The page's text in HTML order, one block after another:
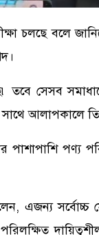
চলছে বলে
তবে সেসব
সাথে আলাপকালে
পাশাপাশি পণ্য
এজন্য সর্বোচ্চ